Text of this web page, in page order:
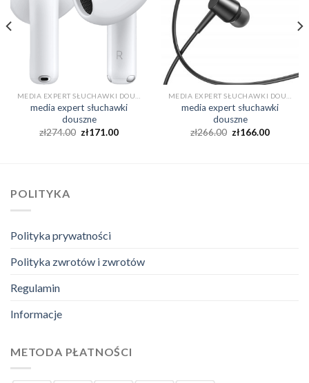
MEDIA EXPERT SŁUCHAWKI DOUSZNE
media expert słuchawki
douszne
zł274.00 zł171.00
MEDIA EXPERT SŁUCHAWKI DOUSZNE
media expert słuchawki
douszne
zł266.00 zł166.00
POLITYKA
Polityka prywatności
Polityka zwrotów i zwrotów
Regulamin
Informacje
METODA PŁATNOŚCI